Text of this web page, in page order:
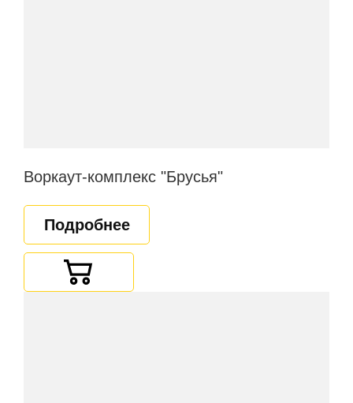
Воркаут-комплекс "Брусья"
Подробнее